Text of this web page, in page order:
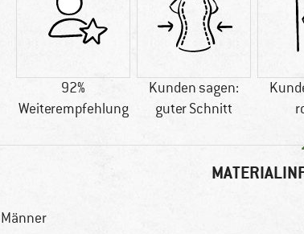
92%
Weiterempfehlung
Kunden sagen:
guter Schnitt
Männer